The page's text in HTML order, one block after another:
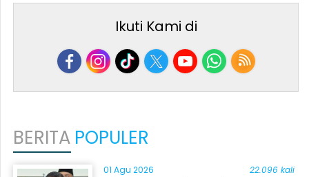
Ikuti Kami di
BERITA POPULER
01 Agu 2026 22.096 kali